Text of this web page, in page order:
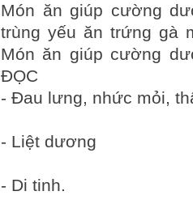
Món ăn giúp cường
trùng yếu ăn trứng gà
Món ăn giúp cường
ĐỌC
- Đau lưng, nhức mỏi,
- Liệt dương
- Di tinh.